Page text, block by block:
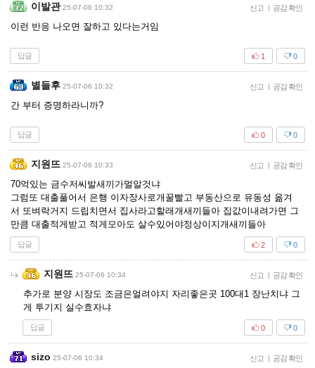
이발관 25-07-06 10:32 신고 | 공감 확인
이런 반응 나오면 잘하고 있다는거임
답글 0
1
별들후 25-07-06 10:32 신고 | 공감 확인
간 부터 증명하라니까?
답글 0
0
지원뜨 25-07-06 10:33 신고 | 공감 확인
70억있는 금수저씨발새끼가멀알것냐
그럼또 대출풀어서 은행 이자장사로개꿀빨고 부동산으로 유동성 옮겨
서 또벼락거지 드립치면서 집사라고할래개새끼들아 집값이내려가면 그
만큼 대출적게받고 적게모아도 살수있어야정상이지개새끼들아
답글 0
2
지원뜨 25-07-06 10:34 신고 | 공감 확인
추가로 분양 시장도 조금은얼려야지 자리좋은곳 100대1 장난치냐 그
게 투기지 실수효자냐
답글 0
0
sizo 25-07-06 10:34 신고 | 공감 확인